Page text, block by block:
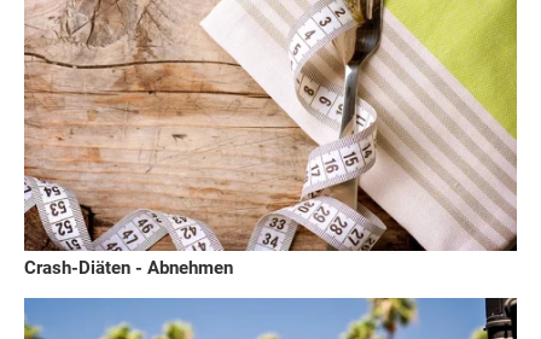
Crash-Diäten - Abnehmen